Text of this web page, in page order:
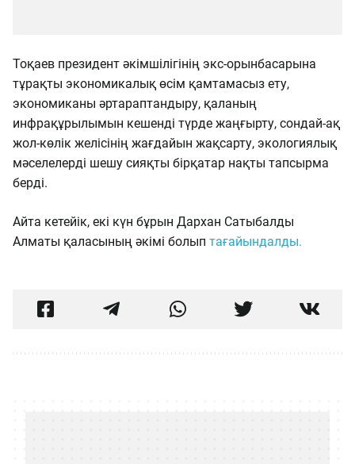
Тоқаев президент әкімшілігінің экс-орынбасарына
тұрақты экономикалық өсім қамтамасыз ету,
экономиканы әртараптандыру, қаланың
инфрақұрылымын кешенді түрде жаңғырту, сондай-ақ
жол-көлік желісінің жағдайын жақсарту, экологиялық
мәселелерді шешу сияқты бірқатар нақты тапсырма
берді.
Айта кетейік, екі күн бұрын Дархан Сатыбалды
Алматы қаласының әкімі болып тағайындалды.